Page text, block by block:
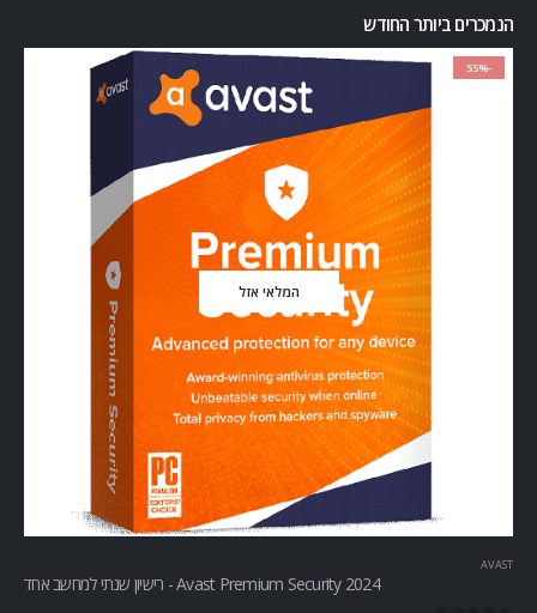
הנמכרים ביותר החודש
-55%
המלאי אזל
AVAST
Avast Premium Security 2024 - רישיון שנתי למחשב אחד